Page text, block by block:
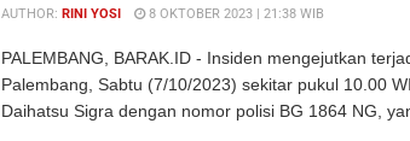
AUTHOR: RINI YOSI 8 OKTOBER 2023 | 21:38 WIB
PALEMBANG, BARAK.ID - Insiden mengejutkan
Palembang, Sabtu (7/10/2023) sekitar pukul 10.00
Daihatsu Sigra dengan nomor polisi BG 1864 NG,